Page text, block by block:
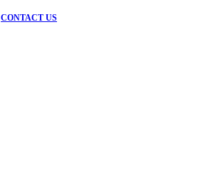
CONTACT US